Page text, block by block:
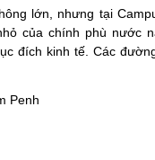
lớn, nhưng tại
của chính phù nước
đích kinh tế. Các
Penh